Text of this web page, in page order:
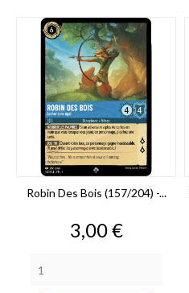
Robin Des Bois (157/204) -...
Prix
3,00 €